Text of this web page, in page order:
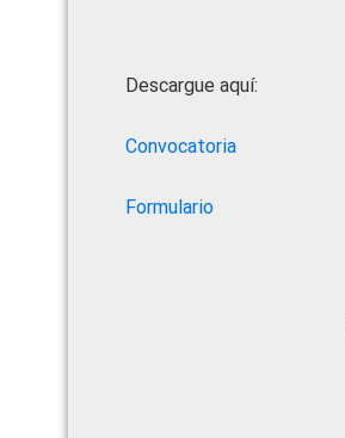
Descargue aquí:
Convocatoria
Formulario